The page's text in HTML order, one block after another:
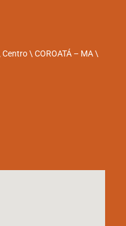
\ COROATÁ – MA \